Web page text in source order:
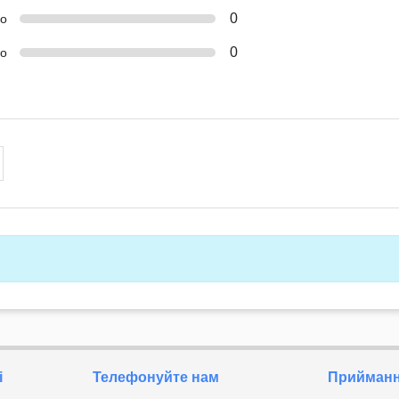
0
0
Телефонуйте нам